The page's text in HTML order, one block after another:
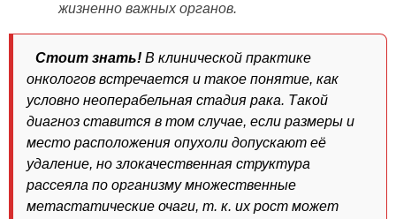
жизненно важных органов.
Стоит знать! В клинической практике
онкологов встречается и такое понятие, как
условно неоперабельная стадия рака. Такой
диагноз ставится в том случае, если размеры и
место расположения опухоли допускают её
удаление, но злокачественная структура
рассеяла по организму множественные
метастатические очаги, т. к. их рост может